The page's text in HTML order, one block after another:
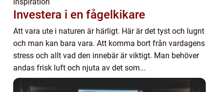
Investera i en fågelkikare
Att vara ute i naturen är härligt. Här är det tyst och lugnt
och man kan bara vara. Att komma bort från vardagens
stress och allt vad den innebär är viktigt. Man behöver
andas frisk luft och njuta av det som...